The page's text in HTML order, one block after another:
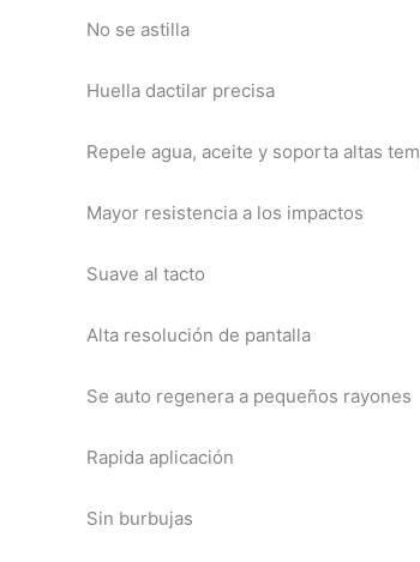
No se astilla
Huella dactilar precisa
Repele agua, aceite y soporta altas
Mayor resistencia a los impactos
Suave al tacto
Alta resolución de pantalla
Se auto regenera a pequeños rayones
Rapida aplicación
Sin burbujas